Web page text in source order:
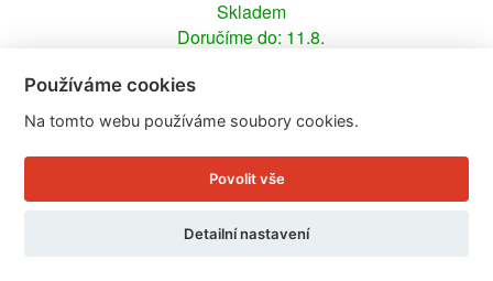
Skladem
Doručíme do: 11.8.
Používáme cookies
Na tomto webu používáme soubory cookies.
Povolit vše
Detailní nastavení